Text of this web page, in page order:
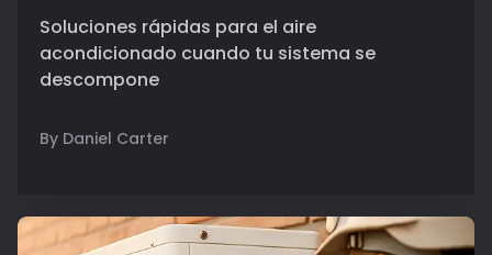
Soluciones rápidas para el aire
acondicionado cuando tu sistema se
descompone
By Daniel Carter